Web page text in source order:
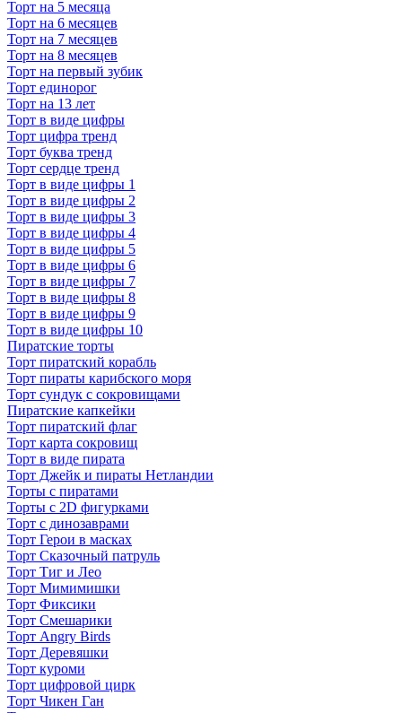
Торт на 5 месяца
Торт на 6 месяцев
Торт на 7 месяцев
Торт на 8 месяцев
Торт на первый зубик
Торт единорог
Торт на 13 лет
Торт в виде цифры
Торт цифра тренд
Торт буква тренд
Торт сердце тренд
Торт в виде цифры 1
Торт в виде цифры 2
Торт в виде цифры 3
Торт в виде цифры 4
Торт в виде цифры 5
Торт в виде цифры 6
Торт в виде цифры 7
Торт в виде цифры 8
Торт в виде цифры 9
Торт в виде цифры 10
Пиратские торты
Торт пиратский корабль
Торт пираты карибского моря
Торт сундук с сокровищами
Пиратские капкейки
Торт пиратский флаг
Торт карта сокровищ
Торт в виде пирата
Торт Джейк и пираты Нетландии
Торты с пиратами
Торты с 2D фигурками
Торт с динозаврами
Торт Герои в масках
Торт Сказочный патруль
Торт Тиг и Лео
Торт Мимимишки
Торт Фиксики
Торт Смешарики
Торт Angry Birds
Торт Деревяшки
Торт куроми
Торт цифровой цирк
Торт Чикен Ган